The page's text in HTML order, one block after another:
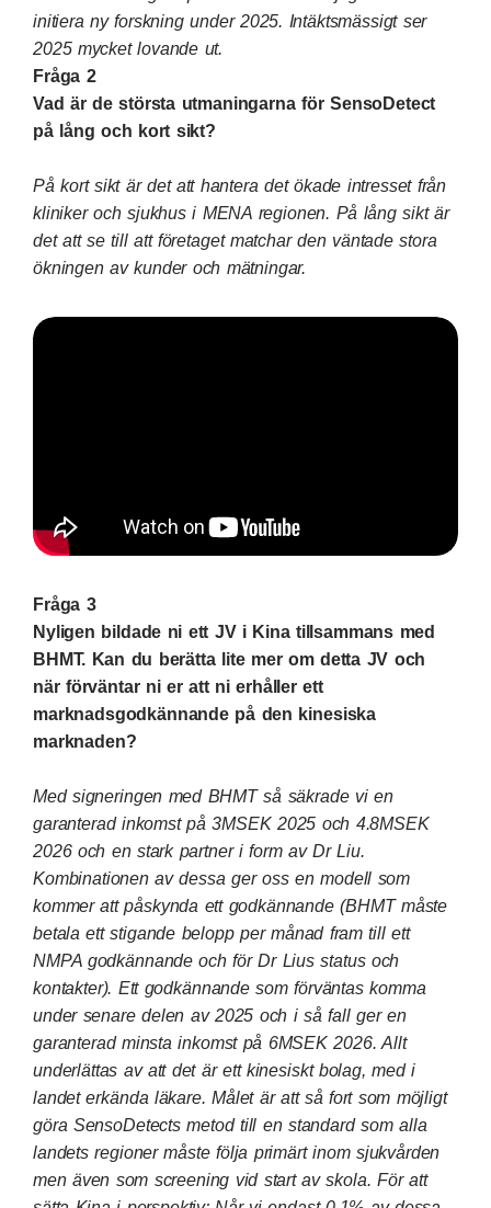
initiera ny forskning under 2025. Intäktsmässigt ser
2025 mycket lovande ut.
Fråga 2
Vad är de största utmaningarna för SensoDetect
på lång och kort sikt?
På kort sikt är det att hantera det ökade intresset från
kliniker och sjukhus i MENA regionen. På lång sikt är
det att se till att företaget matchar den väntade stora
ökningen av kunder och mätningar.
Fråga 3
Nyligen bildade ni ett JV i Kina tillsammans med
BHMT. Kan du berätta lite mer om detta JV och
när förväntar ni er att ni erhåller ett
marknadsgodkännande på den kinesiska
marknaden?
Med signeringen med BHMT så säkrade vi en
garanterad inkomst på 3MSEK 2025 och 4.8MSEK
2026 och en stark partner i form av Dr Liu.
Kombinationen av dessa ger oss en modell som
kommer att påskynda ett godkännande (BHMT måste
betala ett stigande belopp per månad fram till ett
NMPA godkännande och för Dr Lius status och
kontakter). Ett godkännande som förväntas komma
under senare delen av 2025 och i så fall ger en
garanterad minsta inkomst på 6MSEK 2026. Allt
underlättas av att det är ett kinesiskt bolag, med i
landet erkända läkare. Målet är att så fort som möjligt
göra SensoDetects metod till en standard som alla
landets regioner måste följa primärt inom sjukvården
men även som screening vid start av skola. För att